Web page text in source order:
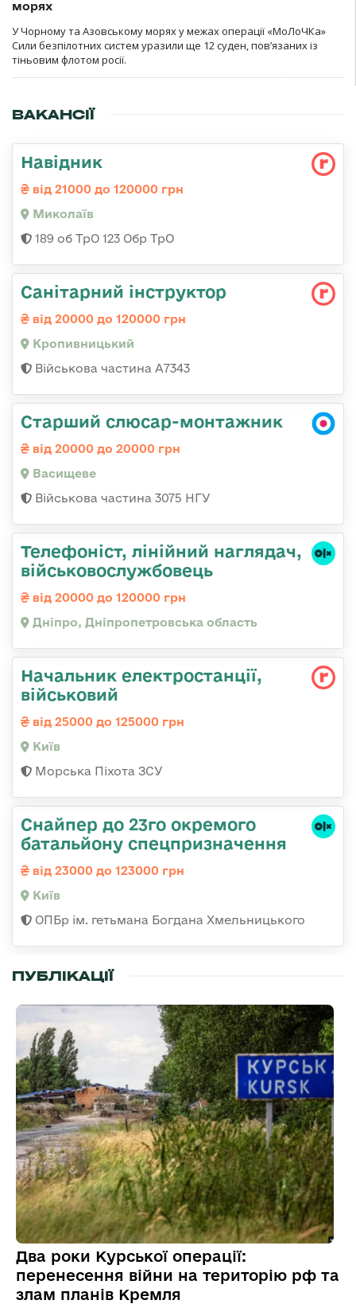
морях
У Чорному та Азовському морях у межах операції «МоЛоЧКа»
Сили безпілотних систем уразили ще 12 суден, пов’язаних із
тіньовим флотом росії.
ВАКАНСІЇ
Навідник
від 21000 до 120000 грн
Миколаїв
189 об ТрО 123 Обр ТрО
Санітарний інструктор
від 20000 до 120000 грн
Кропивницький
Військова частина А7343
Старший слюсар-монтажник
від 20000 до 20000 грн
Васищеве
Військова частина 3075 НГУ
Телефоніст, лінійний наглядач,
військовослужбовець
від 20000 до 120000 грн
Дніпро, Дніпропетровська область
Начальник електpостанції,
військовий
від 25000 до 125000 грн
Київ
Морська Піхота ЗСУ
Снайпер до 23го окремого
батальйону спецпризначення
від 23000 до 123000 грн
Київ
ОПБр ім. гетьмана Богдана Хмельницького
ПУБЛІКАЦІЇ
Два роки Курської операції:
перенесення війни на територію рф та
злам планів Кремля